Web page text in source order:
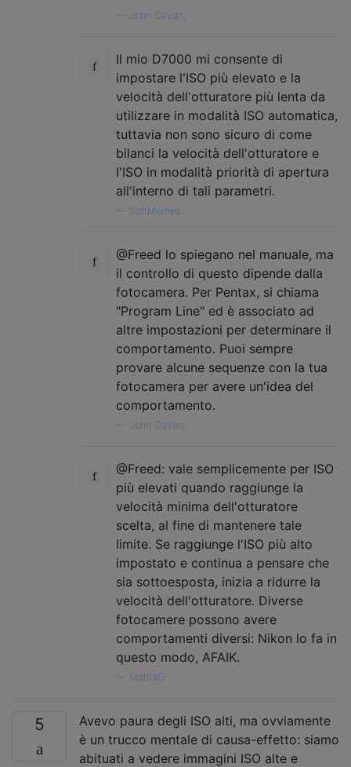
John Cavan,
Il mio D7000 mi consente di
impostare l'ISO più elevato e la
velocità dell'otturatore più lenta da
utilizzare in modalità ISO automatica,
tuttavia non sono sicuro di come
bilanci la velocità dell'otturatore e
l'ISO in modalità priorità di apertura
all'interno di tali parametri.
SoftMemes
@Freed lo spiegano nel manuale, ma
il controllo di questo dipende dalla
fotocamera. Per Pentax, si chiama
"Program Line" ed è associato ad
altre impostazioni per determinare il
comportamento. Puoi sempre
provare alcune sequenze con la tua
fotocamera per avere un'idea del
comportamento.
John Cavan,
@Freed: vale semplicemente per ISO
più elevati quando raggiunge la
velocità minima dell'otturatore
scelta, al fine di mantenere tale
limite. Se raggiunge l'ISO più alto
impostato e continua a pensare che
sia sottoesposta, inizia a ridurre la
velocità dell'otturatore. Diverse
fotocamere possono avere
comportamenti diversi: Nikon lo fa in
questo modo, AFAIK.
MattiaG
5
Avevo paura degli ISO alti, ma ovviamente
è un trucco mentale di causa-effetto: siamo
abituati a vedere immagini ISO alte e